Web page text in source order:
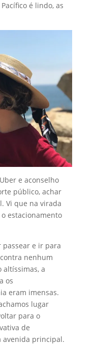
é lindo, as
e aconselho
público, achar
Vi que na virada
estacionamento
e ir para
nenhum
altíssimas, a
os
eram imensas.
lugar
para o
de
avenida principal.